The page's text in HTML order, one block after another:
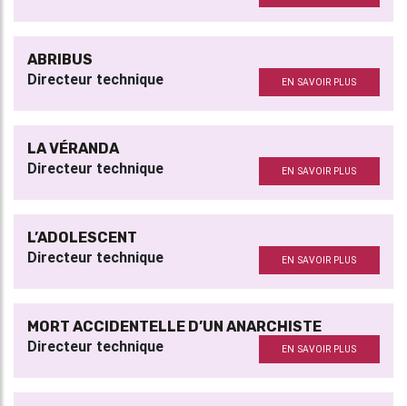
ABRIBUS
Directeur technique EN SAVOIR PLUS
LA VÉRANDA
Directeur technique EN SAVOIR PLUS
L’ADOLESCENT
Directeur technique EN SAVOIR PLUS
MORT ACCIDENTELLE D’UN ANARCHISTE
Directeur technique EN SAVOIR PLUS